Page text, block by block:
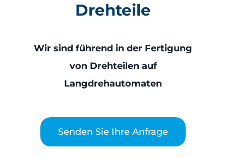
Drehteile
Wir sind führend in der Fertigung
von Drehteilen auf
Langdrehautomaten
Senden Sie Ihre Anfrage